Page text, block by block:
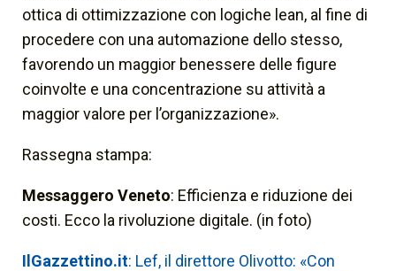
ottica di ottimizzazione con logiche lean, al fine di
procedere con una automazione dello stesso,
favorendo un maggior benessere delle figure
coinvolte e una concentrazione su attività a
maggior valore per l’organizzazione».
Rassegna stampa:
Messaggero Veneto: Efficienza e riduzione dei
costi. Ecco la rivoluzione digitale. (in foto)
IlGazzettino.it: Lef, il direttore Olivotto: «Con